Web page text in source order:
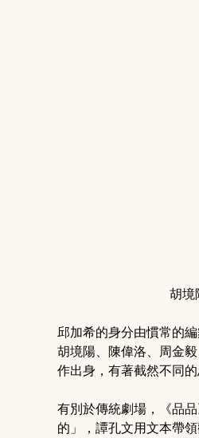
胡境
邱加希的身分由慣常的
胡境陽、陳偉洛、周金
作出身，有著截然不同
有別於傳統劇場，《品
的」，譚孔文用文本帶